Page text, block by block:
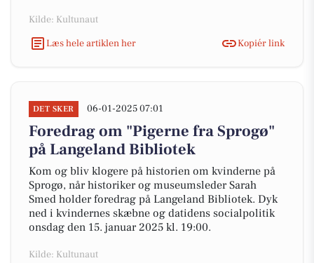
Kilde: Kultunaut
Læs hele artiklen her
Kopiér link
DET SKER 06-01-2025 07:01
Foredrag om "Pigerne fra Sprogø"
på Langeland Bibliotek
Kom og bliv klogere på historien om kvinderne på
Sprogø, når historiker og museumsleder Sarah
Smed holder foredrag på Langeland Bibliotek. Dyk
ned i kvindernes skæbne og datidens socialpolitik
onsdag den 15. januar 2025 kl. 19:00.
Kilde: Kultunaut